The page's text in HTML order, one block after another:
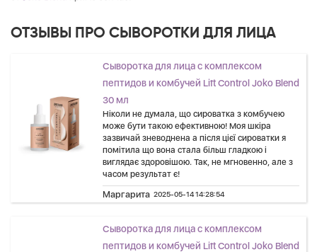
ОТЗЫВЫ ПРО СЫВОРОТКИ ДЛЯ ЛИЦА
Сыворотка для лица с комплексом
пептидов и комбучей Lift Control Joko Blend
30 мл
Ніколи не думала, що сироватка з комбучею
може бути такою ефективною! Моя шкіра
зазвичай зневоднена а після цієї сироватки я
помітила що вона стала більш гладкою і
виглядає здоровішою. Так, не мгновенно, але з
часом результат є!
Маргарита 2025-05-14 14:28:54
Сыворотка для лица с комплексом
пептидов и комбучей Lift Control Joko Blend